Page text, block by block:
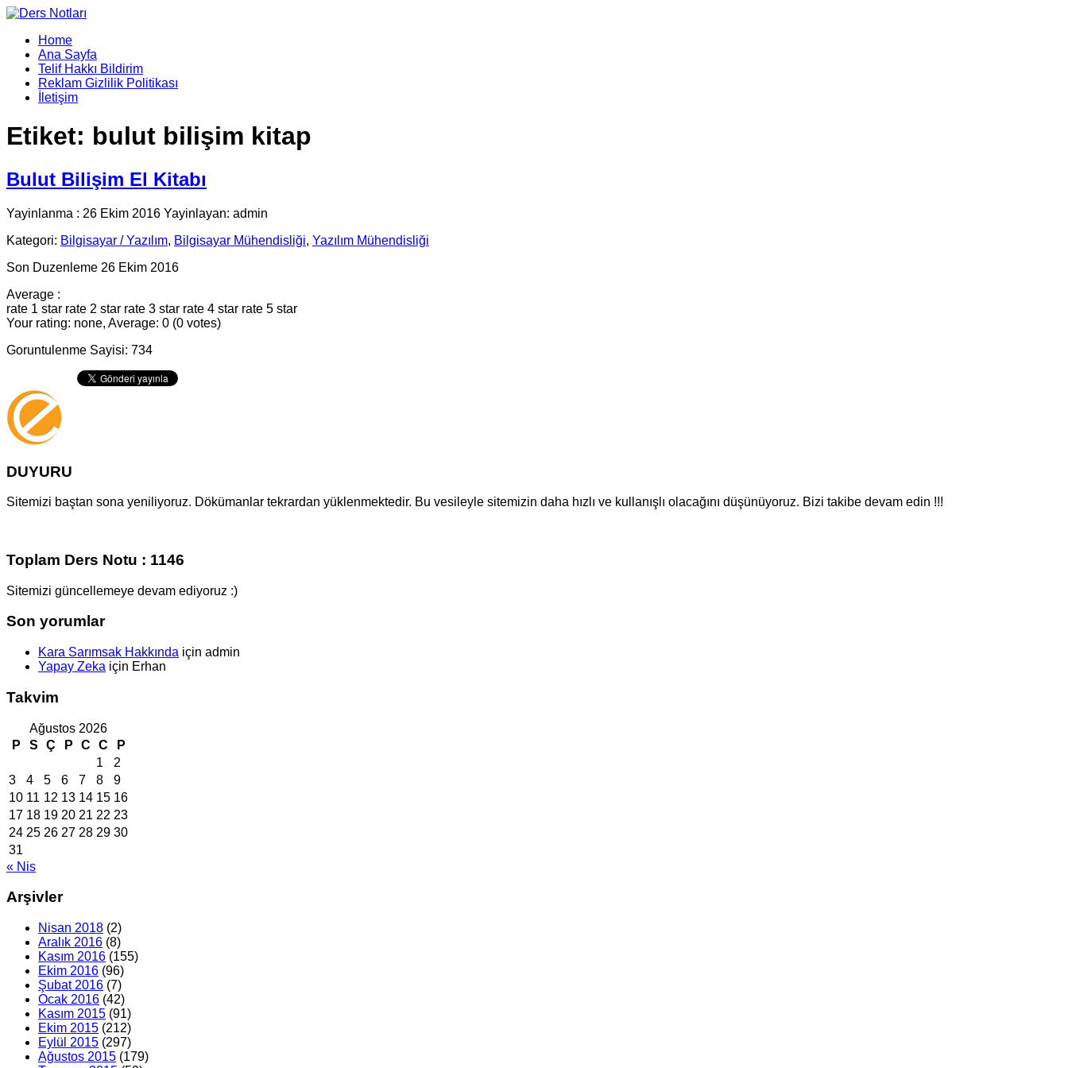
Home
Ana Sayfa
Telif Hakkı Bildirim
Reklam Gizlilik Politikası
İletişim
Etiket: bulut bilişim kitap
Bulut Bilişim El Kitabı
Yayinlanma : 26 Ekim 2016 Yayinlayan: admin
Kategori: Bilgisayar / Yazılım, Bilgisayar Mühendisliği, Yazılım Mühendisliği
Son Duzenleme 26 Ekim 2016
Average :
rate 1 star rate 2 star rate 3 star rate 4 star rate 5 star
Your rating: none, Average: 0 (0 votes)
Goruntulenme Sayisi: 734
DUYURU
Sitemizi baştan sona yeniliyoruz. Dökümanlar tekrardan yüklenmektedir. Bu vesileyle sitemizin daha hızlı ve kullanışlı olacağını düşünüyoruz. Bizi takibe devam edin !!!
Toplam Ders Notu : 1146
Sitemizi güncellemeye devam ediyoruz :)
Son yorumlar
Kara Sarımsak Hakkında için admin
Yapay Zeka için Erhan
Takvim
Ağustos 2026
P
S Ç P C C
P
1
2
3
4 5 6 7 8
9
10 11 12 13 14 15 16
17 18 19 20 21 22 23
24 25 26 27 28 29 30
31
« Nis
Arşivler
Nisan 2018 (2)
Aralık 2016 (8)
Kasım 2016 (155)
Ekim 2016 (96)
Şubat 2016 (7)
Ocak 2016 (42)
Kasım 2015 (91)
Ekim 2015 (212)
Eylül 2015 (297)
Ağustos 2015 (179)